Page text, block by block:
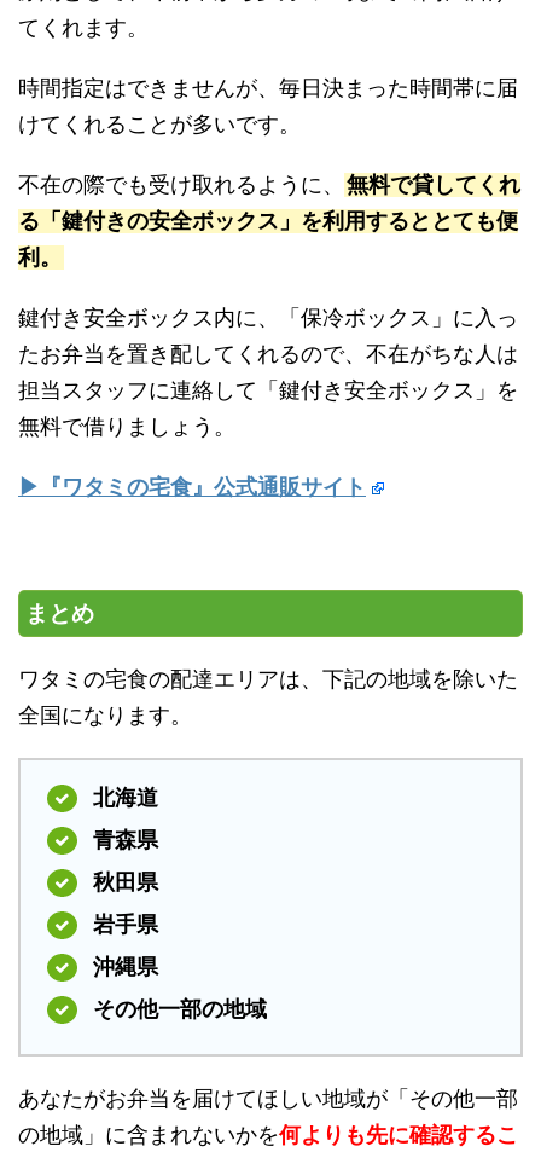
てくれます。
時間指定はできませんが、毎日決まった時間帯に届
けてくれることが多いです。
不在の際でも受け取れるように、 無料で貸してくれ
る「鍵付きの安全ボックス」を利用するととても便
利。
鍵付き安全ボックス内に、「保冷ボックス」に入っ
たお弁当を置き配してくれるので、不在がちな人は
担当スタッフに連絡して「鍵付き安全ボックス」を
無料で借りましょう。
▶『ワタミの宅食』公式通販サイト
まとめ
ワタミの宅食の配達エリアは、下記の地域を除いた
全国になります。
北海道
青森県
秋田県
岩手県
沖縄県
その他一部の地域
あなたがお弁当を届けてほしい地域が「その他一部
の地域」に含まれないかを何よりも先に確認するこ